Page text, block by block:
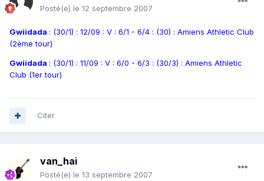
Posté(e) le 12 septembre 2007
Gwiidada : (30/1) : 12/09 : V : 6/1 - 6/4 : (30) : Amiens Athletic Club
(2ème tour)
Gwiidada : (30/1) : 11/09 : V : 6/0 - 6/3 : (30/3) : Amiens Athletic
Club (1er tour)
Citer
van_hai
Posté(e) le 13 septembre 2007